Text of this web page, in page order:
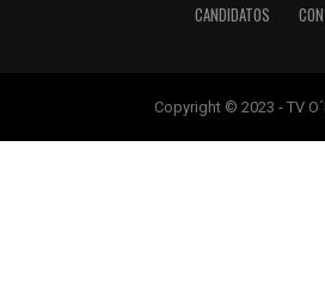
CANDIDATOS
Copyright © 2023 - TV